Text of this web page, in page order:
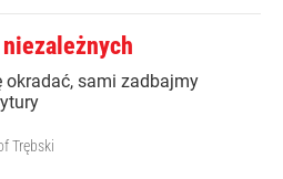
niezależnych
okradać, sami zadbajmy
Trębski